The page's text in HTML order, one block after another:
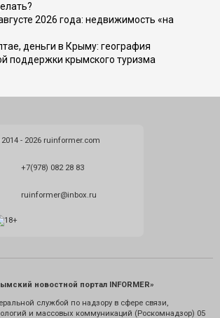
2026 года: недвижимость «на
деньги в Крыму: география
поддержки крымского туризма
- 2026 ruinformer.com
+7(978) 082 28 83
ruinformer@inbox.ru
новостной портал INFORMER»
службой по надзору в сфере связи,
и массовых коммуникаций (Роскомнадзор) 05